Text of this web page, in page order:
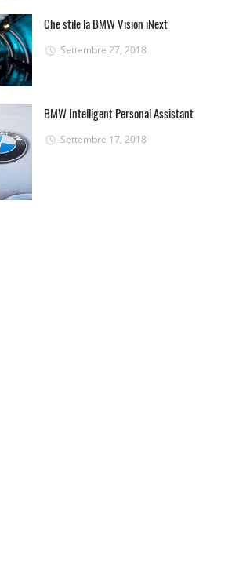
Che stile la BMW Vision iNext
Settembre 27, 2018
BMW Intelligent Personal Assistant
Settembre 17, 2018